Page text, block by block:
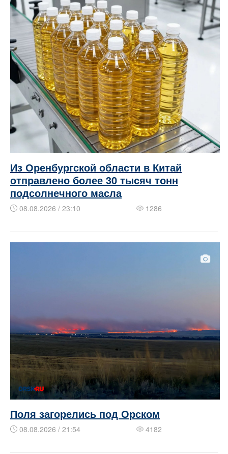
Из Оренбургской области в Китай
отправлено более 30 тысяч тонн
подсолнечного масла
08.08.2026 / 23:10 1286
Поля загорелись под Орском
08.08.2026 / 21:54 4182